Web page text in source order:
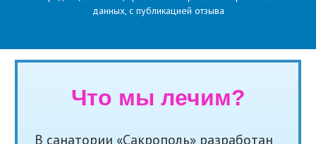
данных, с публикацией отзыва